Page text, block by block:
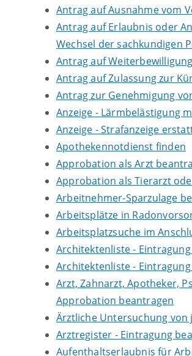
Antrag auf Ausnahme vom
Antrag auf Erlaubnis oder
Wechsel der sachkundigen
Antrag auf
Antrag auf Zulassung zur
Antrag zur Genehmigung
Anzeige - Lärmbelästigung
Anzeige - Strafanzeige
Apothekennotdienst finden
Approbation als Arzt
Approbation als Tierarzt
Arbeitnehmer-Sparzulage
Arbeitsplätze in
Arbeitsplatzsuche im
Architektenliste -
Architektenliste -
Arzt, Zahnarzt, Apotheker,
Approbation beantragen
Ärztliche Untersuchung von
Arztregister - Eintragung
Aufenthaltserlaubnis für